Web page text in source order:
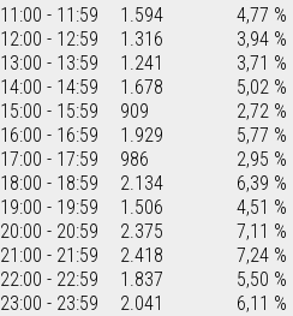
11:00 - 11:59
1.594 4,77 %
12:00 - 12:59
1.316 3,94 %
13:00 - 13:59
1.241 3,71 %
14:00 - 14:59
1.678 5,02 %
15:00 - 15:59
909 2,72 %
16:00 - 16:59
1.929 5,77 %
17:00 - 17:59
986 2,95 %
18:00 - 18:59
2.134 6,39 %
19:00 - 19:59
1.506 4,51 %
20:00 - 20:59
2.375 7,11 %
21:00 - 21:59
2.418 7,24 %
22:00 - 22:59
1.837 5,50 %
23:00 - 23:59
2.041 6,11 %